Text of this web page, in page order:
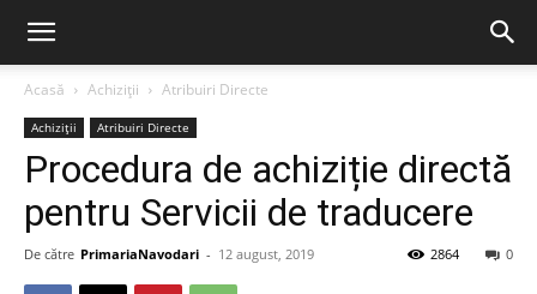
Acasă Achiziții Atribuiri Directe
Achiziții Atribuiri Directe
Procedura de achiziție directă
pentru Servicii de traducere
De către PrimariaNavodari - 12 august, 2019 0
2864